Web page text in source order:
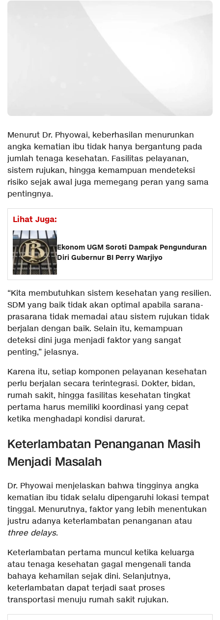
Menurut Dr. Phyowai, keberhasilan menurunkan
angka kematian ibu tidak hanya bergantung pada
jumlah tenaga kesehatan. Fasilitas pelayanan,
sistem rujukan, hingga kemampuan mendeteksi
risiko sejak awal juga memegang peran yang sama
pentingnya.
Lihat Juga:
Ekonom UGM Soroti Dampak Pengunduran
Diri Gubernur BI Perry Warjiyo
“Kita membutuhkan sistem kesehatan yang resilien.
SDM yang baik tidak akan optimal apabila sarana-
prasarana tidak memadai atau sistem rujukan tidak
berjalan dengan baik. Selain itu, kemampuan
deteksi dini juga menjadi faktor yang sangat
penting,” jelasnya.
Karena itu, setiap komponen pelayanan kesehatan
perlu berjalan secara terintegrasi. Dokter, bidan,
rumah sakit, hingga fasilitas kesehatan tingkat
pertama harus memiliki koordinasi yang cepat
ketika menghadapi kondisi darurat.
Keterlambatan Penanganan Masih
Menjadi Masalah
Dr. Phyowai menjelaskan bahwa tingginya angka
kematian ibu tidak selalu dipengaruhi lokasi tempat
tinggal. Menurutnya, faktor yang lebih menentukan
justru adanya keterlambatan penanganan atau
three delays.
Keterlambatan pertama muncul ketika keluarga
atau tenaga kesehatan gagal mengenali tanda
bahaya kehamilan sejak dini. Selanjutnya,
keterlambatan dapat terjadi saat proses
transportasi menuju rumah sakit rujukan.